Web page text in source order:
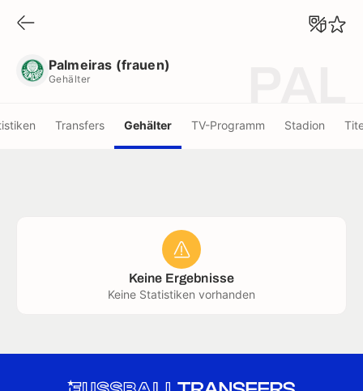
Palmeiras (frauen)
Gehälter
Transfers Gehälter TV-Programm Stadion
Keine Ergebnisse
Keine Statistiken vorhanden